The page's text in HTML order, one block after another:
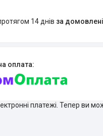
14 днів за
платежі. Тепер ви